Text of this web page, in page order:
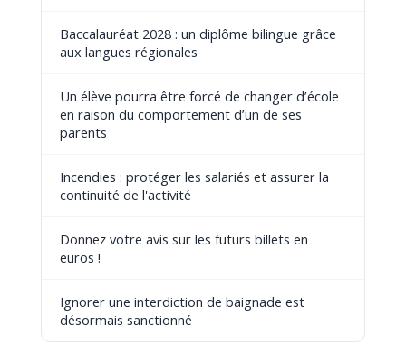
Baccalauréat 2028 : un diplôme bilingue grâce
aux langues régionales
Un élève pourra être forcé de changer d’école
en raison du comportement d’un de ses
parents
Incendies : protéger les salariés et assurer la
continuité de l'activité
Donnez votre avis sur les futurs billets en
euros !
Ignorer une interdiction de baignade est
désormais sanctionné